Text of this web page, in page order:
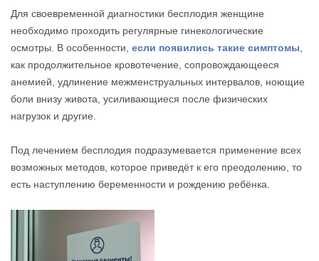
Для своевременной диагностики бесплодия женщине
необходимо проходить регулярные гинекологические
осмотры. В особенности, если появились такие симптомы
как продолжительное кровотечение, сопровождающееся
анемией, удлинение межменструальных интервалов, ноющие
боли внизу живота, усиливающиеся после физических
нагрузок и другие.
Под лечением бесплодия подразумевается применение всех
возможных методов, которое приведёт к его преодолению, то
есть наступлению беременности и рождению ребёнка.